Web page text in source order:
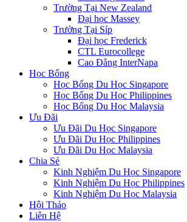
Trường Tại New Zealand
Đại học Massey
Trường Tại Síp
Đại học Frederick
CTL Eurocollege
Cao Đẳng InterNapa
Học Bổng
Học Bổng Du Học Singapore
Học Bổng Du Học Philippines
Học Bổng Du Học Malaysia
Ưu Đãi
Ưu Đãi Du Học Singapore
Ưu Đãi Du Học Philippines
Ưu Đãi Du Học Malaysia
Chia Sẻ
Kinh Nghiệm Du Học Singapore
Kinh Nghiệm Du Học Philippines
Kinh Nghiệm Du Học Malaysia
Hội Thảo
Liên Hệ